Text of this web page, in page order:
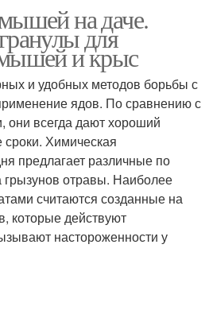
на даче.
для
и крыс
и удобных методов борьбы с
ядов. По сравнению с
они всегда дают хороший
сроки. Химическая
предлагает различные по
отравы. Наиболее
считаются созданные на
которые действуют
настороженности у